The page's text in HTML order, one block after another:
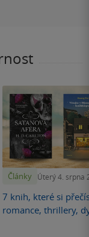
Články Úterý 4. srpna
7 knih, které si
romance, thrillery,